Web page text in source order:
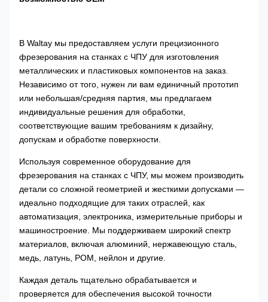
В Waltay мы предоставляем услуги прецизионного
фрезерования на станках с ЧПУ для изготовления
металлических и пластиковых компонентов на заказ.
Независимо от того, нужен ли вам единичный прототип
или небольшая/средняя партия, мы предлагаем
индивидуальные решения для обработки,
соответствующие вашим требованиям к дизайну,
допускам и обработке поверхности.
Используя современное оборудование для
фрезерования на станках с ЧПУ, мы можем производить
детали со сложной геометрией и жесткими допусками —
идеально подходящие для таких отраслей, как
автоматизация, электроника, измерительные приборы и
машиностроение. Мы поддерживаем широкий спектр
материалов, включая алюминий, нержавеющую сталь,
медь, латунь, POM, нейлон и другие.
Каждая деталь тщательно обрабатывается и
проверяется для обеспечения высокой точности